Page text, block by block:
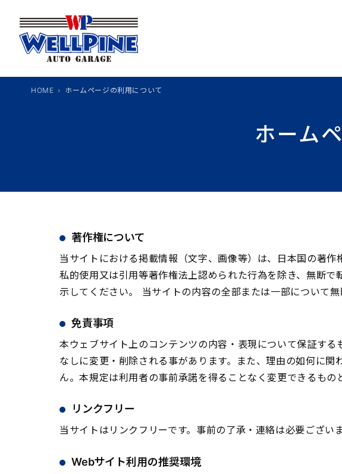
キ
ホーム
HOME ホームページの利用について
著作権について
当サイトにおける掲載情報（文字、画像等）は、日本国の著
私的使用又は引用等著作権法上認められた行為を除き、無断
示してください。 当サイトの内容の全部または一部について無
免責事項
本ウェブサイト上のコンテンツの内容・表現について保証す
なしに変更・削除される事があります。また、理由の如何に
ん。本規定は利用者の事前承諾を得ることなく変更できるもの
リンクフリー
当サイトはリンクフリーです。事前の了承・連絡は必要ござい
Webサイト利用の推奨環境